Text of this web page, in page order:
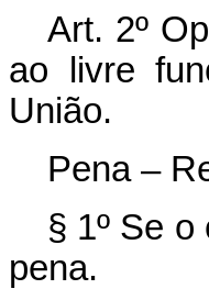
Art. 2º
ao livre
União.
Pena –
§ 1º Se
pena.